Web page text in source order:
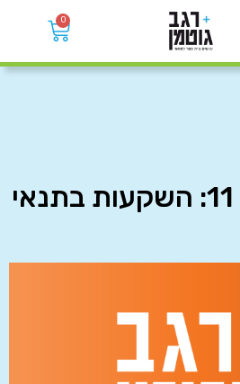
0
מימון – יחידה 11: השקעות בתנאי